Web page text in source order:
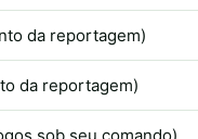
da reportagem)
da reportagem)
sob seu comando)